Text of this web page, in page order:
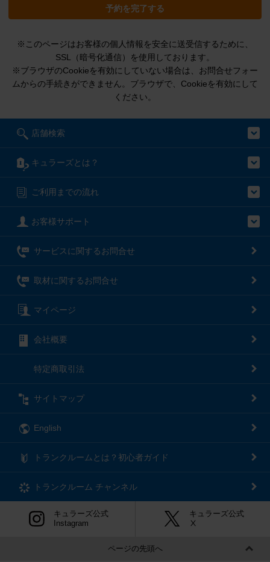
予約を完了する
※このページはお客様の個人情報を安全に送受信するために、
SSL（暗号化通信）を使用しております。
※ブラウザのCookieを有効にしていない場合は、お問合せフォー
ムからの手続きができません。ブラウザで、Cookieを有効にして
ください。
店舗検索
キュラーズとは？
ご利用までの流れ
お客様サポート
サービスに関するお問合せ
取材に関するお問合せ
マイページ
会社概要
特定商取引法
サイトマップ
English
トランクルームとは？初心者ガイド
トランクルーム チャンネル
キュラーズ公式
Instagram
キュラーズ公式
Ⅹ
ページの先頭へ